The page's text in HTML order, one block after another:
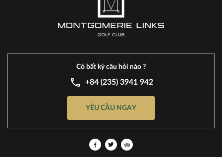
Có bất kỳ câu hỏi nào ?
+84 (235) 3941 942
YÊU CẦU NGAY